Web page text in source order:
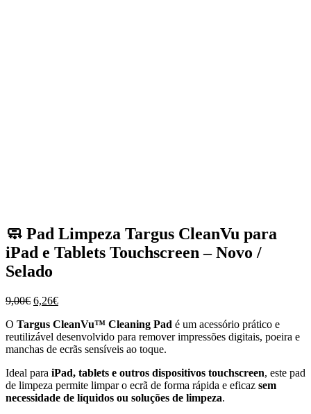
🧼 Pad Limpeza Targus CleanVu para
iPad e Tablets Touchscreen – Novo /
Selado
9,00€ O
original
era:
9,00€.
6,26€O
atual
é:
6,26€.
O Targus CleanVu™ Cleaning Pad é um acessório prático e
reutilizável desenvolvido para remover impressões digitais, poeira e
manchas de ecrãs sensíveis ao toque.
Ideal para iPad, tablets e outros dispositivos touchscreen, este pad
de limpeza permite limpar o ecrã de forma rápida e eficaz sem
necessidade de líquidos ou soluções de limpeza.